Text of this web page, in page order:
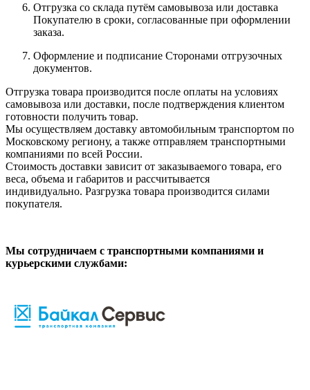
Отгрузка со склада путём самовывоза или доставка
Покупателю в сроки, согласованные при оформлении
заказа.
Оформление и подписание Сторонами отгрузочных
документов.
Отгрузка товара производится после оплаты на условиях
самовывоза или доставки, после подтверждения клиентом
готовности получить товар.
Мы осуществляем доставку автомобильным транспортом по
Московскому региону, а также отправляем транспортными
компаниями по всей России.
Стоимость доставки зависит от заказываемого товара, его
веса, объема и габаритов и рассчитывается
индивидуально. Разгрузка товара производится силами
покупателя.
Мы сотрудничаем с транспортными компаниями и
курьерскими службами: